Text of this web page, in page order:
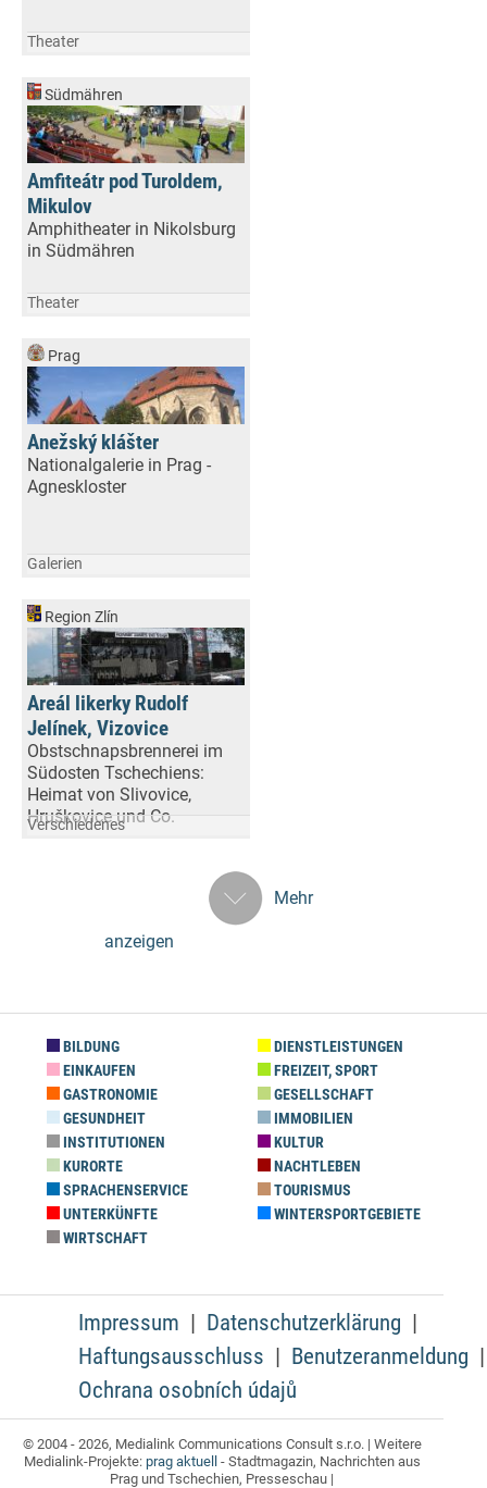
Theater
Südmähren
Amfiteátr pod Turoldem,
Mikulov
Amphitheater in Nikolsburg
in Südmähren
Theater
Prag
Anežský klášter
Nationalgalerie in Prag -
Agneskloster
Galerien
Region Zlín
Areál likerky Rudolf
Jelínek, Vizovice
Obstschnapsbrennerei im
Südosten Tschechiens:
Heimat von Slivovice,
Hruškovice und Co.
Verschiedenes
Mehr
anzeigen
BILDUNG
DIENSTLEISTUNGEN
EINKAUFEN
FREIZEIT, SPORT
GASTRONOMIE
GESELLSCHAFT
GESUNDHEIT
IMMOBILIEN
INSTITUTIONEN
KULTUR
KURORTE
NACHTLEBEN
SPRACHENSERVICE
TOURISMUS
UNTERKÜNFTE
WINTERSPORTGEBIETE
WIRTSCHAFT
Impressum
Datenschutzerklärung
Haftungsausschluss
Benutzeranmeldung
Ochrana osobních údajů
© 2004 - 2026, Medialink Communications Consult s.r.o. | Weitere
Medialink-Projekte: prag aktuell - Stadtmagazin, Nachrichten aus
Prag und Tschechien, Presseschau |